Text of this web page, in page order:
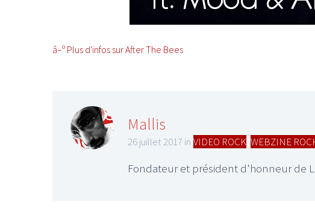
â–º Plus d'infos sur After The Bees
Mallis
26 juillet 2017 in VIDEO ROCK WEBZINE
Fondateur et président d'honneur de